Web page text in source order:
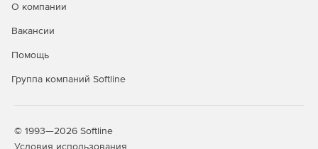
О компании
Вакансии
Помощь
Группа компаний Softline
© 1993—2026 Softline
Условия использования